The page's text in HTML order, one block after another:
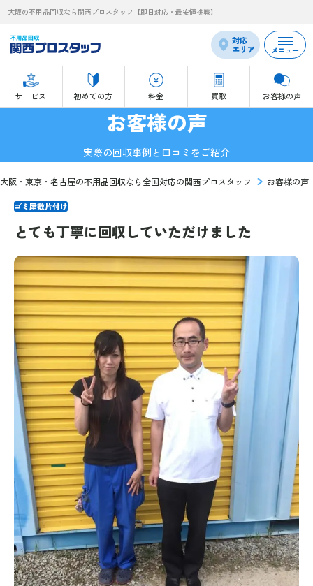
大阪の不用品回収なら関西プロスタッフ【即日対応・最安値挑戦】
対応
エリア
サービス 初めての方 料金 買取 お客様の声
メニュー
お客様の声
実際の回収事例と口コミをご紹介
大阪・東京・名古屋の不用品回収なら全国対応の関西プロスタッフ お客様の声
ゴミ屋敷片付け
とても丁寧に回収していただけました